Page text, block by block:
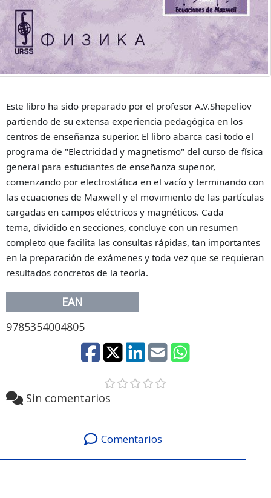
Este libro ha sido preparado por el profesor A.V.Shepeliov
partiendo de su extensa experiencia pedagógica en los
centros de enseñanza superior. El libro abarca casi todo el
programa de "Electricidad y magnetismo'' del curso de física
general para estudiantes de enseñanza superior,
comenzando por electrostática en el vacío y terminando con
las ecuaciones de Maxwell y el movimiento de las partículas
cargadas en campos eléctricos y magnéticos. Cada
tema, dividido en secciones, concluye con un resumen
completo que facilita las consultas rápidas, tan importantes
en la preparación de exámenes y toda vez que se requieran
resultados concretos de la teoría.
EAN
9785354004805
Sin comentarios
Comentarios